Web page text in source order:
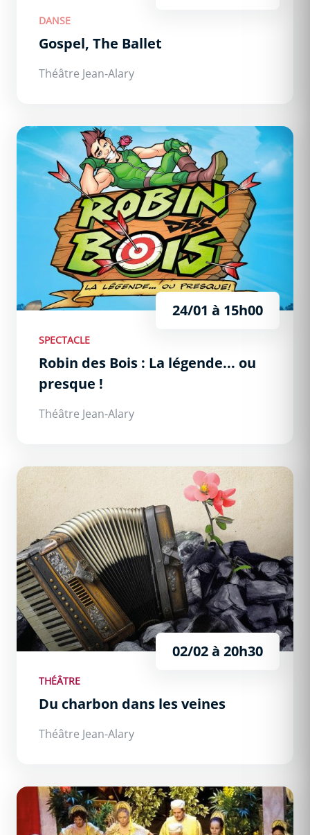
DANSE
Gospel, The Ballet
Théâtre Jean-Alary
Robin des Bois : La légende... ou presque !
24/01 à 15h00
SPECTACLE
Robin des Bois : La légende... ou
presque !
Théâtre Jean-Alary
Du charbon dans les veines
02/02 à 20h30
THÉÂTRE
Du charbon dans les veines
Théâtre Jean-Alary
L’auberge du cheval blanc